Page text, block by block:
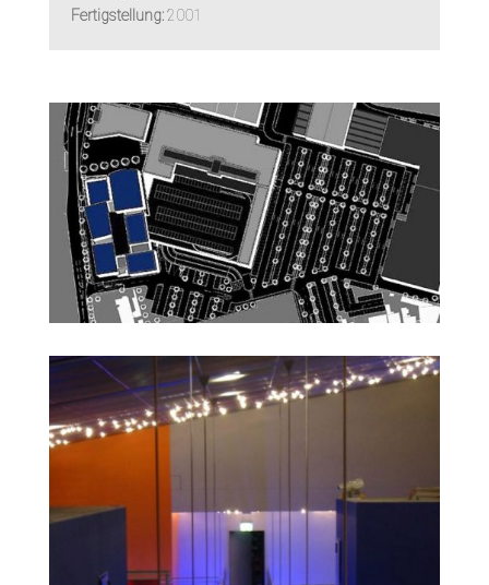
Fertigstellung:2001